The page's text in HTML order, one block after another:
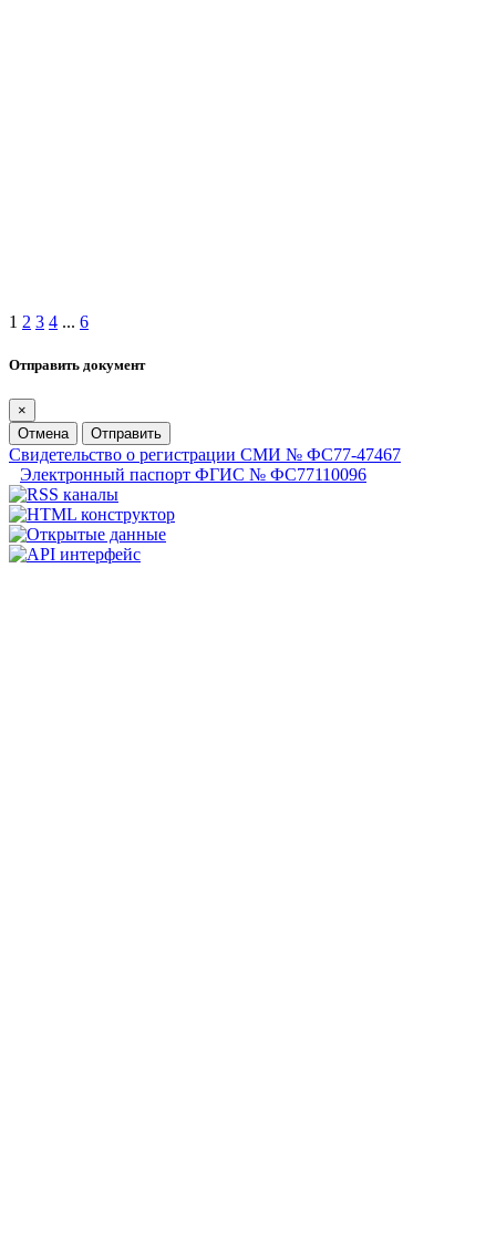
1 2 3 4 ... 6
Отправить документ
×
Отмена
Отправить
Свидетельство о регистрации СМИ № ФС77-47467
Электронный паспорт ФГИС № ФС77110096